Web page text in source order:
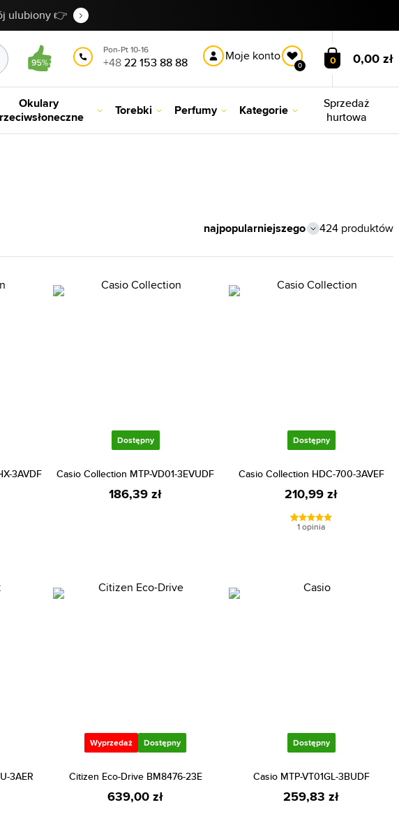
ulubiony 👉
Pon-Pt 10-16
+4822 153 88 88 Moje konto
0 0 0,00 zł
Okulary
Torebki Perfumy Kategorie
Sprzedaż
hurtowa
424 produktów
3AVDF
Dostępny
Casio Collection MTP-VD01-3EVUDF
186,39 zł
Dostępny
Casio Collection HDC-700-3AVEF
210,99 zł
1 opinia
3AER
Wyprzedaż Dostępny
Citizen Eco-Drive BM8476-23E
639,00 zł
Dostępny
Casio MTP-VT01GL-3BUDF
259,83 zł